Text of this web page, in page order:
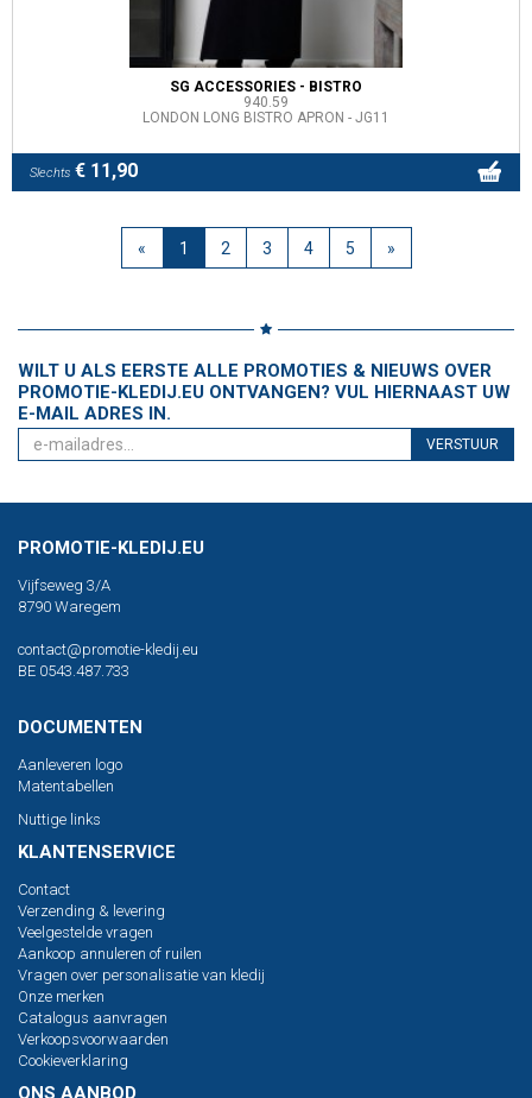
SG ACCESSORIES - BISTRO
940.59
LONDON LONG BISTRO APRON - JG11
Slechts € 11,90
« 1 2 3 4 5 »
WILT U ALS EERSTE ALLE PROMOTIES & NIEUWS OVER
PROMOTIE-KLEDIJ.EU ONTVANGEN? VUL HIERNAAST UW
E-MAIL ADRES IN.
VERSTUUR
PROMOTIE-KLEDIJ.EU
Vijfseweg 3/A
8790 Waregem
contact@promotie-kledij.eu
BE 0543.487.733
DOCUMENTEN
Aanleveren logo
Matentabellen
Nuttige links
KLANTENSERVICE
Contact
Verzending & levering
Veelgestelde vragen
Aankoop annuleren of ruilen
Vragen over personalisatie van kledij
Onze merken
Catalogus aanvragen
Verkoopsvoorwaarden
Cookieverklaring
ONS AANBOD